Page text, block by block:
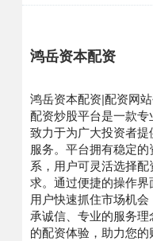
鸿岳资本配资
鸿岳资本配资|配资网
配资炒股平台是一款专
致力于为广大投资者
服务。平台拥有稳定
系，用户可灵活选择
求。通过便捷的操作
用户快速抓住市场机
承诚信、专业的服务
的配资体验，助力您的